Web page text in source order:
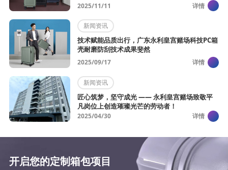
2025/11/11 详情
新闻资讯
技术赋能品质出行，广东永利皇宫赌场科技PC箱
壳耐磨防刮技术成果斐然​ ​
2025/09/17 详情
新闻资讯
匠心筑梦，坚守成光 —— 永利皇宫赌场致敬平
凡岗位上创造璀璨光芒的劳动者！
2025/04/30 详情
开启您的定制箱包项目